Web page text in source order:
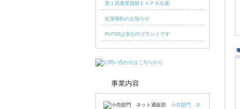
第１回農業資材ＥＸＰＯ出展
社屋移転のお知らせ
PUTIOは安心のブランドです
事業内容
小売部門 ネ